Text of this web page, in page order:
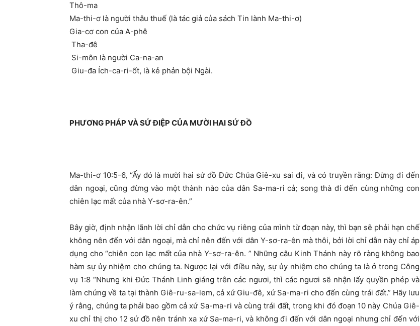
Thô-ma
Ma-thi-ơ là người thâu thuế (là tác giả của sách Tin lành Ma-thi-ơ)
Gia-cơ con của A-phê
Tha-đê
Si-môn là người Ca-na-an
Giu-đa Ích-ca-ri-ốt, là kẻ phản bội Ngài.
PHƯƠNG PHÁP VÀ SỨ ĐIỆP CỦA MƯỜI HAI SỨ ĐỒ
Ma-thi-ơ 10:5-6, “Ấy đó là mười hai sứ đồ Đức Chúa Giê-xu sai đi, và có truyền rằng: Đừng đi đến
dân ngoại, cũng đừng vào một thành nào của dân Sa-ma-ri cả; song thà đi đến cùng những con
chiên lạc mất của nhà Y-sơ-ra-ên.”
Bây giờ, định nhận lãnh lời chỉ dẫn cho chức vụ riêng của mình từ đoạn này, thì bạn sẽ phải hạn chế
không nên đến với dân ngoại, mà chỉ nên đến với dân Y-sơ-ra-ên mà thôi, bởi lời chỉ dẫn này chỉ áp
dụng cho “chiên con lạc mất của nhà Y-sơ-ra-ên. ” Những câu Kinh Thánh này rõ ràng không bao
hàm sự ủy nhiệm cho chúng ta. Ngược lại với điều này, sự ủy nhiệm cho chúng ta là ở trong Công
vụ 1:8 “Nhưng khi Đức Thánh Linh giáng trên các ngươi, thì các ngươi sẽ nhận lấy quyền phép và
làm chứng về ta tại thành Giê-ru-sa-lem, cả xứ Giu-đê, xứ Sa-ma-ri cho đến cùng trái đất.” Hãy lưu
ý rằng, chúng ta phải bao gồm cả xứ Sa-ma-ri và cùng trái đất, trong khi đó đoạn 10 này Chúa Giê-
xu chỉ thị cho 12 sứ đồ nên tránh xa xứ Sa-ma-ri, và không đi đến với dân ngoại nhưng chỉ đến với